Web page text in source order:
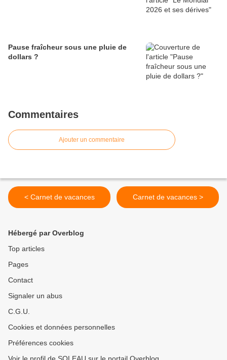
Pause fraîcheur sous une pluie de
dollars ?
Commentaires
Ajouter un commentaire
< Carnet de vacances Carnet de vacances >
Hébergé par Overblog
Top articles
Pages
Contact
Signaler un abus
C.G.U.
Cookies et données personnelles
Préférences cookies